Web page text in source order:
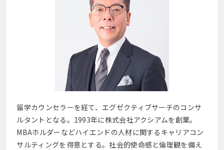
留学カウンセラーを経て、エグゼクティブサーチのコンサ
ルタントとなる。1993年に株式会社アクシアムを創業。
MBAホルダーなどハイエンドの人材に関するキャリアコン
サルティングを得意とする。社会的使命感と倫理観を備え